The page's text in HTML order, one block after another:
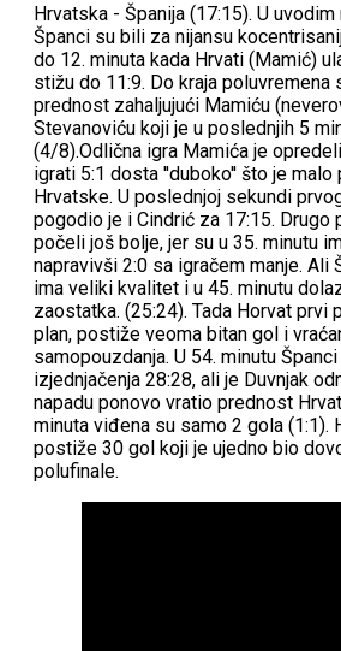
Hrvatska - Španija (17:15). U
Španci su bili za nijansu
do 12. minuta kada Hrvati (Mamić)
stižu do 11:9. Do kraja poluvremena
prednost zahaljujući Mamiću
Stevanoviću koji je u poslednjih 5
(4/8).Odlična igra Mamića je
igrati 5:1 dosta ''duboko'' što je
Hrvatske. U poslednjoj sekundi
pogodio je i Cindrić za 17:15. Drugo
počeli još bolje, jer su u 35. minutu
napravivši 2:0 sa igračem manje. Ali
ima veliki kvalitet i u 45. minutu
zaostatka. (25:24). Tada Horvat prvi
plan, postiže veoma bitan gol i
samopouzdanja. U 54. minutu
izjednjačenja 28:28, ali je Duvnjak
napadu ponovo vratio prednost
minuta viđena su samo 2 gola (1:1).
postiže 30 gol koji je ujedno bio
polufinale.